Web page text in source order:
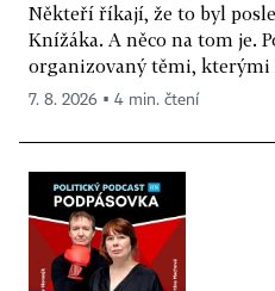
Někteří říkají, že to byl
Knížáka. A něco na tom je.
organizovaný těmi, kterými
7. 8. 2026 ▪ 4 min. čtení